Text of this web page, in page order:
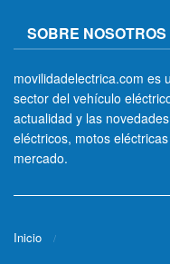
SOBRE NOSOTROS
movilidadelectrica.com es
sector del vehículo
actualidad y las
eléctricos, motos
mercado.
Inicio